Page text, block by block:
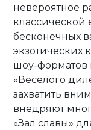
невероятное
классической
бесконечных
экзотических
шоу-форматов
«Веселого
захватить
внедряют
«Зал славы»